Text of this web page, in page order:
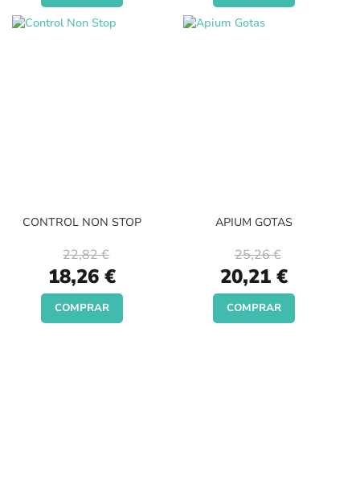
CONTROL NON STOP
Special
Price
18,26 €
22,82 €
COMPRAR
APIUM GOTAS
Special
Price
20,21 €
25,26 €
COMPRAR